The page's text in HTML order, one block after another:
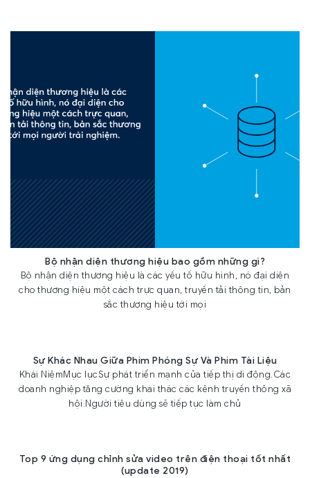
Bộ nhận diện thương hiệu bao gồm những gì?
Bộ nhận diện thương hiệu là các yếu tố hữu hình, nó đại diện
cho thương hiệu một cách trực quan, truyền tải thông tin, bản
sắc thương hiệu tới mọi
Sự Khác Nhau Giữa Phim Phóng Sự Và Phim Tài Liệu
Khái NiệmMục lụcSự phát triển mạnh của tiếp thị di động.Các
doanh nghiệp tăng cường khai thác các kênh truyền thông xã
hội.Người tiêu dùng sẽ tiếp tục làm chủ
Top 9 ứng dụng chỉnh sửa video trên điện thoại tốt nhất
(update 2019)